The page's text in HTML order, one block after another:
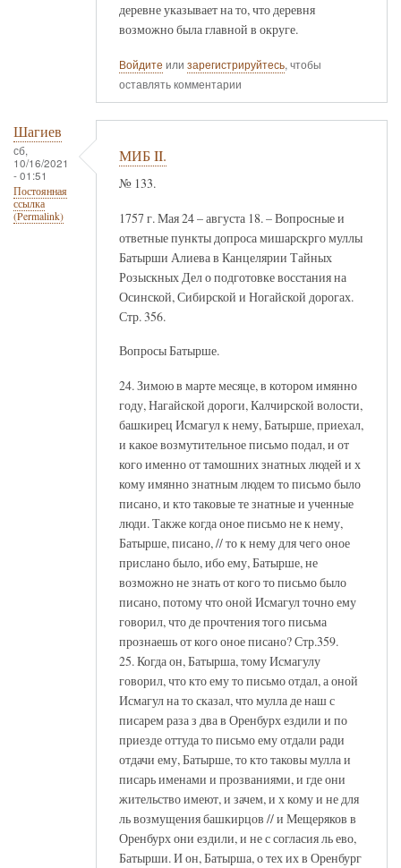
деревне указывает на то, что деревня
возможно была главной в округе.
Войдите или зарегистрируйтесь, чтобы
оставлять комментарии
Шагиев
сб,
10/16/2021
- 01:51
Постоянная
ссылка
(Permalink)
МИБ II.
№ 133.
1757 г. Мая 24 – августа 18. – Вопросные и
ответные пункты допроса мишарскрго муллы
Батырши Алиева в Канцелярии Тайных
Розыскных Дел о подготовке восстания на
Осинской, Сибирской и Ногайской дорогах.
Стр. 356.
Вопросы Батырше.
24. Зимою в марте месяце, в котором имянно
году, Нагайской дороги, Калчирской волости,
башкирец Исмагул к нему, Батырше, приехал,
и какое возмутительное письмо подал, и от
кого именно от тамошних знатных людей и х
кому имянно знатным людем то письмо было
писано, и кто таковые те знатные и ученные
люди. Также когда оное письмо не к нему,
Батырше, писано, // то к нему для чего оное
прислано было, ибо ему, Батырше, не
возможно не знать от кого то письмо было
писано, потому что оной Исмагул точно ему
говорил, что де прочтения того письма
прознаешь от кого оное писано? Стр.359.
25. Когда он, Батырша, тому Исмагулу
говорил, что кто ему то письмо отдал, а оной
Исмагул на то сказал, что мулла де наш с
писарем раза з два в Оренбурх ездили и по
приезде оттуда то письмо ему отдали ради
отдачи ему, Батырше, то кто таковы мулла и
писарь именами и прозваниями, и где они
жительство имеют, и зачем, и х кому и не для
ль возмущения башкирцов // и Мещеряков в
Оренбурх они ездили, и не с согласия ль ево,
Батырши. И он, Батырша, о тех их в Оренбург